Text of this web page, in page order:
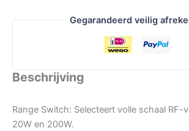
Gegarandeerd veilig
Beschrijving
Range Switch: Selecteert volle schaal RF-
20W en 200W.